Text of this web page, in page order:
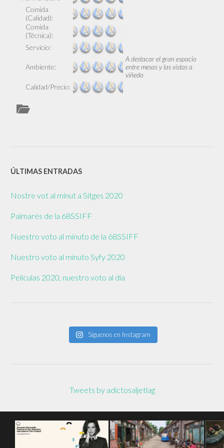
Comida
(Calidad):
Comida
(Técnica):
Servicio:
Ambiente:
A destacar el gran espacio
entre mesas y las vistas a
viñedo
Calidad/Precio:
ÚLTIMAS ENTRADAS
Nostre vot al minut a Sitges 2020
Palmarés de la 68SSIFF
Nuestro voto al minuto de la 68SSIFF
Nuestro voto al minuto Syfy 2020
Películas 2020, nuestro voto al día
Síguenos en Instagram
Tweets by adictosaljetlag